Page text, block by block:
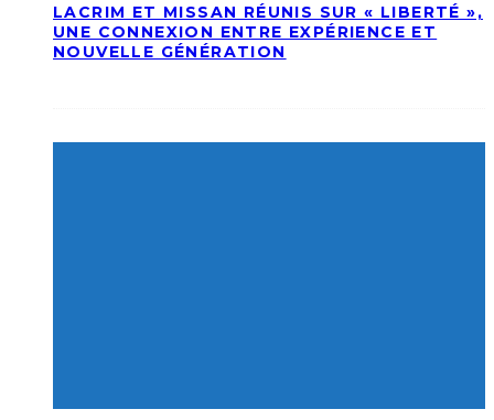
LACRIM ET MISSAN RÉUNIS SUR « LIBERTÉ »,
UNE CONNEXION ENTRE EXPÉRIENCE ET
NOUVELLE GÉNÉRATION